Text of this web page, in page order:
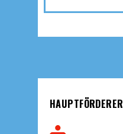
HAUPTFÖRDERER